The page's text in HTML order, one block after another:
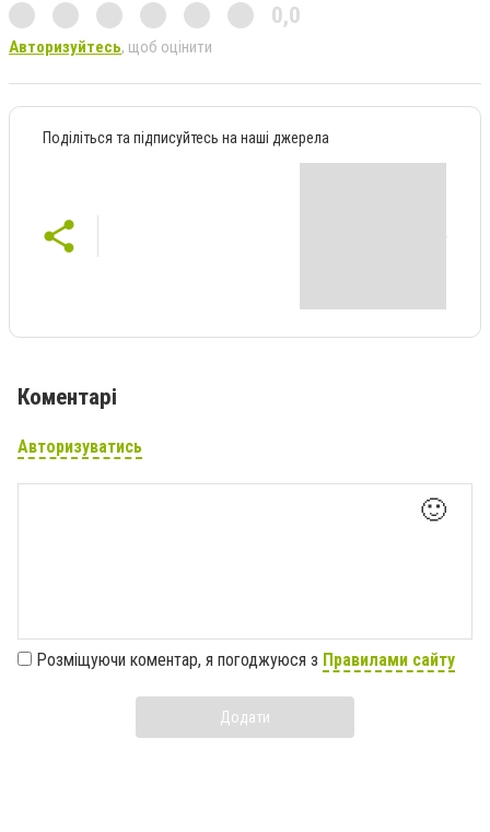
0,0
Авторизуйтесь, щоб оцінити
Поділіться та підписуйтесь на наші джерела
Коментарі
Авторизуватись
🙂
Розміщуючи коментар, я погоджуюся з Правилами сайту
Додати